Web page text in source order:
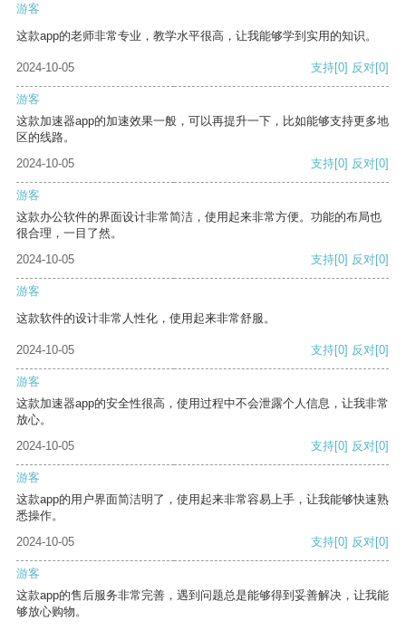
游客
这款app的老师非常专业，教学水平很高，让我能够学到实用的知识。
2024-10-05 支持[0] 反对[0]
游客
这款加速器app的加速效果一般，可以再提升一下，比如能够支持更多地
区的线路。
2024-10-05
支持[0] 反对[0]
游客
这款办公软件的界面设计非常简洁，使用起来非常方便。功能的布局也
很合理，一目了然。
2024-10-05
支持[0] 反对[0]
游客
这款软件的设计非常人性化，使用起来非常舒服。
2024-10-05 支持[0] 反对[0]
游客
这款加速器app的安全性很高，使用过程中不会泄露个人信息，让我非常
放心。
2024-10-05
支持[0] 反对[0]
游客
这款app的用户界面简洁明了，使用起来非常容易上手，让我能够快速熟
悉操作。
2024-10-05
支持[0] 反对[0]
游客
这款app的售后服务非常完善，遇到问题总是能够得到妥善解决，让我能
够放心购物。